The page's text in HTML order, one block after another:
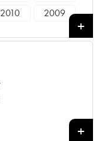
2010
2009
+